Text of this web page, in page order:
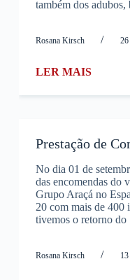
também dos
Rosana Kirsch / 26
LER MAIS
Prestação de
No dia 01 de
das encomendas do
Grupo Araçá no
20 com mais de 400
tivemos o retorno
Rosana Kirsch /